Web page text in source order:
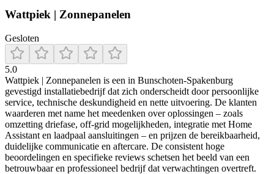
Wattpiek | Zonnepanelen
Gesloten
5.0
Wattpiek | Zonnepanelen is een in Bunschoten‑Spakenburg
gevestigd installatiebedrijf dat zich onderscheidt door persoonlijke
service, technische deskundigheid en nette uitvoering. De klanten
waarderen met name het meedenken over oplossingen – zoals
omzetting driefase, off‑grid mogelijkheden, integratie met Home
Assistant en laadpaal aansluitingen – en prijzen de bereikbaarheid,
duidelijke communicatie en aftercare. De consistent hoge
beoordelingen en specifieke reviews schetsen het beeld van een
betrouwbaar en professioneel bedrijf dat verwachtingen overtreft.